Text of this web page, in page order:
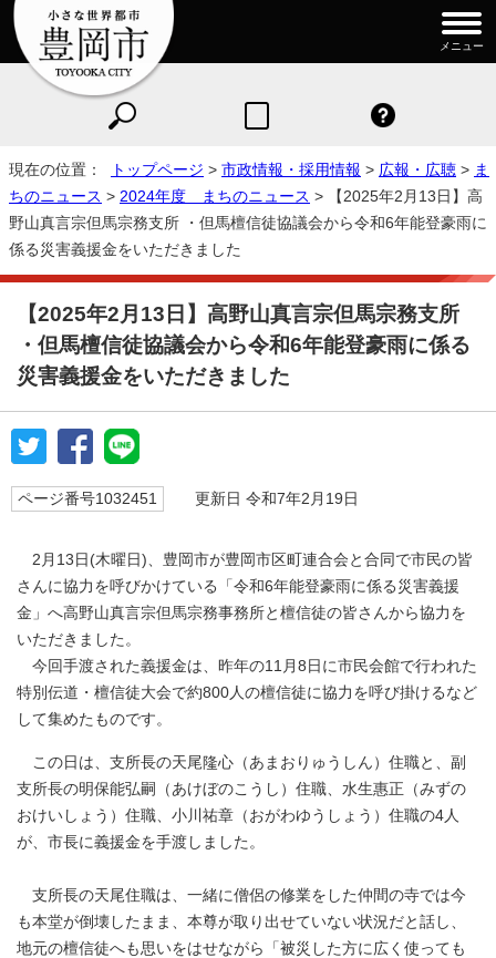
メニュー
現在の位置： トップページ > 市政情報・採用情報 > 広報・広聴 > ま
ちのニュース > 2024年度 まちのニュース > 【2025年2月13日】高
野山真言宗但馬宗務支所 ・但馬檀信徒協議会から令和6年能登豪雨に
係る災害義援金をいただきました
【2025年2月13日】高野山真言宗但馬宗務支所
・但馬檀信徒協議会から令和6年能登豪雨に係る
災害義援金をいただきました
ページ番号1032451 更新日 令和7年2月19日
2月13日(木曜日)、豊岡市が豊岡市区町連合会と合同で市民の皆
さんに協力を呼びかけている「令和6年能登豪雨に係る災害義援
金」へ高野山真言宗但馬宗務事務所と檀信徒の皆さんから協力を
いただきました。
今回手渡された義援金は、昨年の11月8日に市民会館で行われた
特別伝道・檀信徒大会で約800人の檀信徒に協力を呼び掛けるなど
して集めたものです。
この日は、支所長の天尾隆心（あまおりゅうしん）住職と、副
支所長の明保能弘嗣（あけぼのこうし）住職、水生惠正（みずの
おけいしょう）住職、小川祐章（おがわゆうしょう）住職の4人
が、市長に義援金を手渡しました。
支所長の天尾住職は、一緒に僧侶の修業をした仲間の寺では今
も本堂が倒壊したまま、本尊が取り出せていない状況だと話し、
地元の檀信徒へも思いをはせながら「被災した方に広く使っても